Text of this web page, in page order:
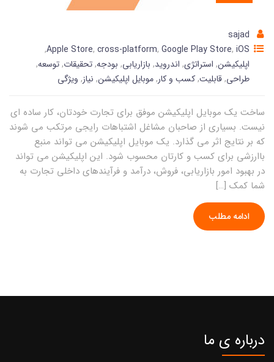
sajad
Apple Store, cross-platform, Google Play Store, iOS
,
اپلیکیشن, استراتژی, اندروید, بازاریابی, بودجه,تحقیقات,توسعه,
طراحی,قابلیت,کسب و کار,موبایل اپلیکیشن, نیاز, ویژگی
ساخت یک موبایل اپلیکیشن موفق برای تجارت خودتان، کار ساده ای
نیست. بسیاری از صاحبان مشاغل اشتباهات رایجی مرتکب می شوند
که بر نتایج اثر می گذارد. یک موبایل اپلیکیشن می تواند منبع
باارزشی برای کسب و کارتان محسوب شود. این اپلیکیشن می تواند
در بهبود امور بازاریابی، فروش، درآمد و فرآیندهای داخلی تجارت به
شما کمک […]
ادامه مطلب
درباره ی ما